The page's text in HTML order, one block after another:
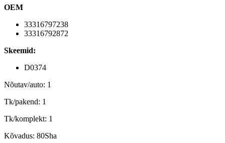
OEM
33316797238
33316792872
Skeemid:
D0374
Nõutav/auto: 1
Tk/pakend: 1
Tk/komplekt: 1
Kõvadus: 80Sha